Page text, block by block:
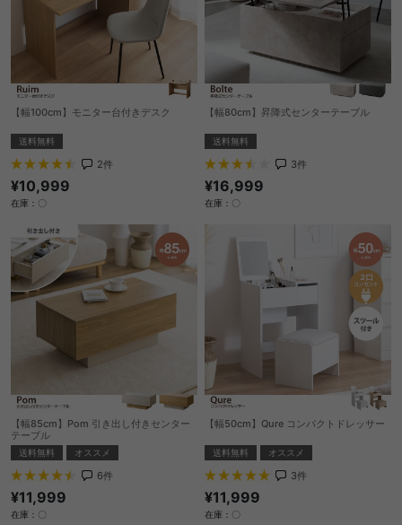
【幅100cm】モニター台付きデスク
送料無料
2件
¥10,999
在庫：〇
【幅80cm】昇降式センターテーブル
送料無料
3件
¥16,999
在庫：〇
【幅85cm】Pom 引き出し付きセンター
テーブル
送料無料 オススメ
6件
¥11,999
在庫：〇
【幅50cm】Qure コンパクトドレッサー
送料無料 オススメ
3件
¥11,999
在庫：〇